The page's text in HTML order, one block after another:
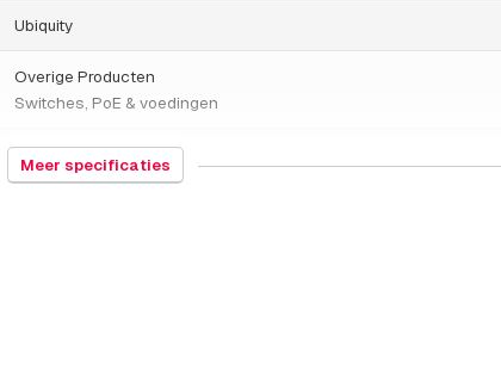
Ubiquity
Overige Producten
Switches, PoE & voedingen
847130
Meer specificaties